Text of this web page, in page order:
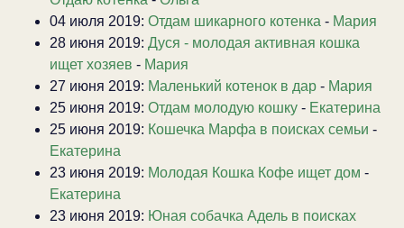
04 июля 2019: Отдам шикарного котенка - Мария
28 июня 2019: Дуся - молодая активная кошка
ищет хозяев - Мария
27 июня 2019: Маленький котенок в дар - Мария
25 июня 2019: Отдам молодую кошку - Екатерина
25 июня 2019: Кошечка Марфа в поисках семьи -
Екатерина
23 июня 2019: Молодая Кошка Кофе ищет дом -
Екатерина
23 июня 2019: Юная собачка Адель в поисках